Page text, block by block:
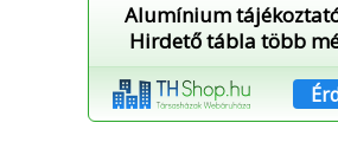
Alumínium
Hirdető tábla több